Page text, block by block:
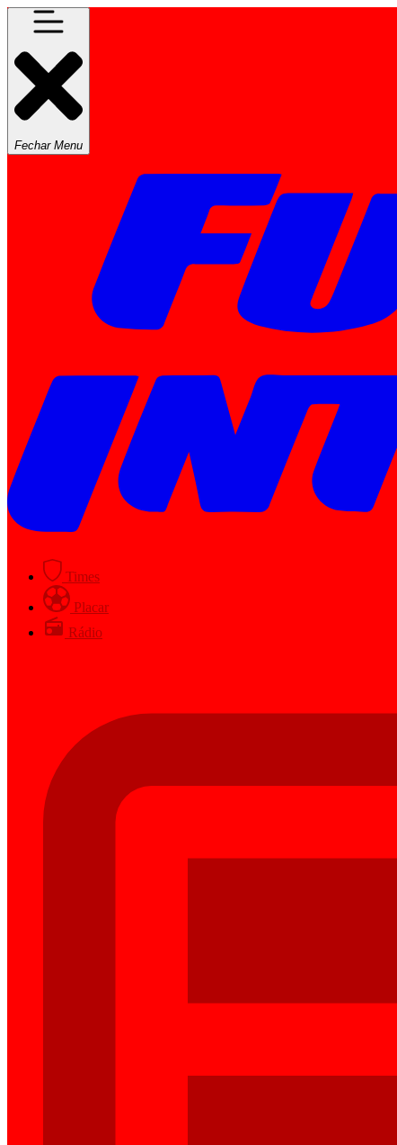
Fechar Menu
Times
Placar
Rádio